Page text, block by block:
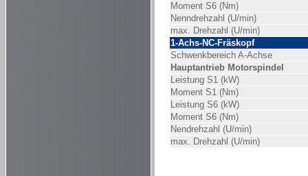
Moment S6 (Nm)
Nenndrehzahl (U/min)
max. Drehzahl (U/min)
1-Achs-NC-Fräskopf
Schwenkbereich A-Achse
Hauptantrieb Motorspindel
Leistung S1 (kW)
Moment S1 (Nm)
Leistung S6 (kW)
Moment S6 (Nm)
Nendrehzahl (U/min)
max. Drehzahl (U/min)